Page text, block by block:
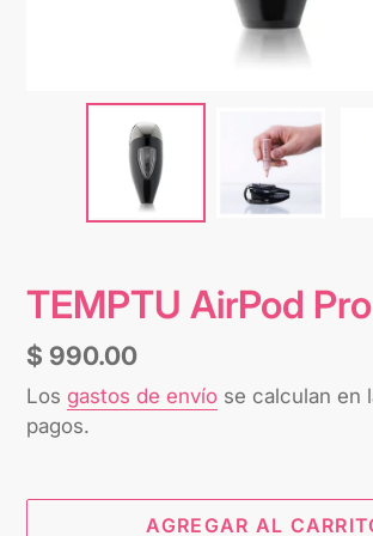
TEMPTU AirPod Pro
Precio
habitual
$ 990.00
Los gastos de envío se calculan en
pagos.
AGREGAR AL